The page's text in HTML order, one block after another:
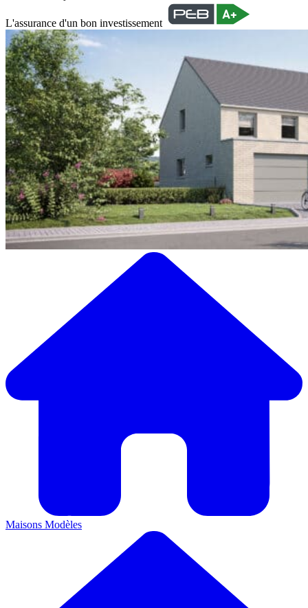
L'assurance d'un bon investissement
Maisons Modèles